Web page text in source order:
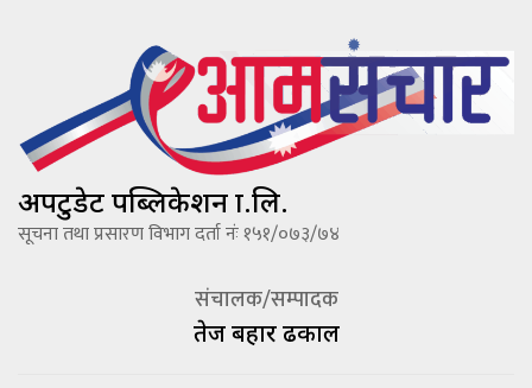
अपटुडेट पब्लिकेशन प्रा.लि.
सूचना तथा प्रसारण विभाग दर्ता नंः १५१/०७३/७४
संचालक/सम्पादक
तेज बहादूर ढकाल